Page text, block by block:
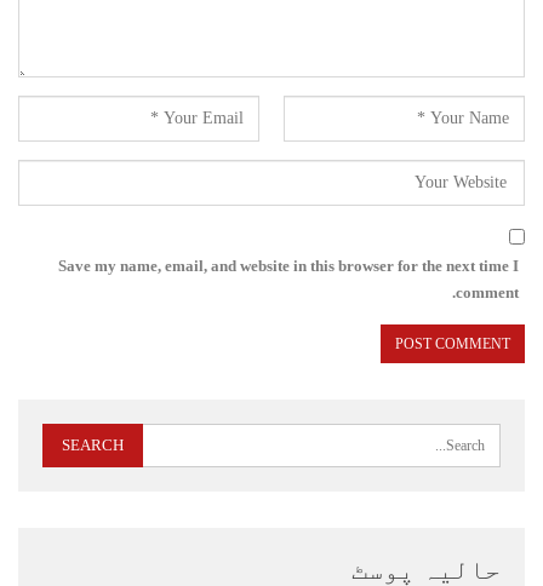
Save my name, email, and website in this browser for the next time I
comment.
حالیہ پوسٹ